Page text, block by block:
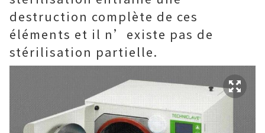
destruction complète de ces
éléments et il n’existe pas de
stérilisation partielle.